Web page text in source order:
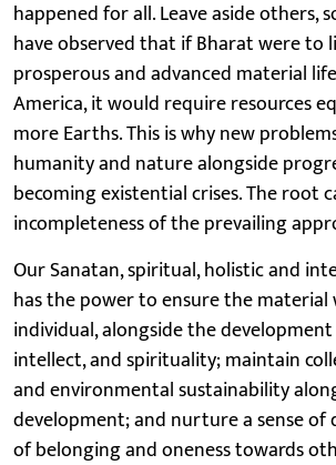
happened for all. Leave aside others,
have observed that if Bharat were to
prosperous and advanced material
America, it would require resources
more Earths. This is why new
humanity and nature alongside
becoming existential crises. The root
incompleteness of the prevailing
Our Sanatan, spiritual, holistic and
has the power to ensure the material
individual, alongside the
intellect, and spirituality; maintain
and environmental sustainability
development; and nurture a sense of
of belonging and oneness towards